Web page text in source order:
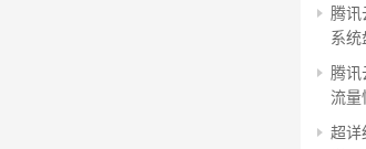
腾讯
系
腾讯
流
超详